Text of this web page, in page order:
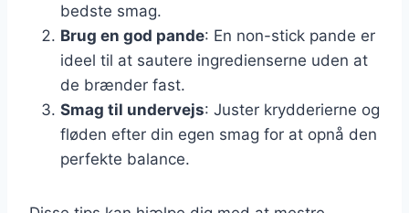
bedste smag.
Brug en god pande: En non-stick pande er
ideel til at sautere ingredienserne uden at
de brænder fast.
Smag til undervejs: Juster krydderierne og
fløden efter din egen smag for at opnå den
perfekte balance.